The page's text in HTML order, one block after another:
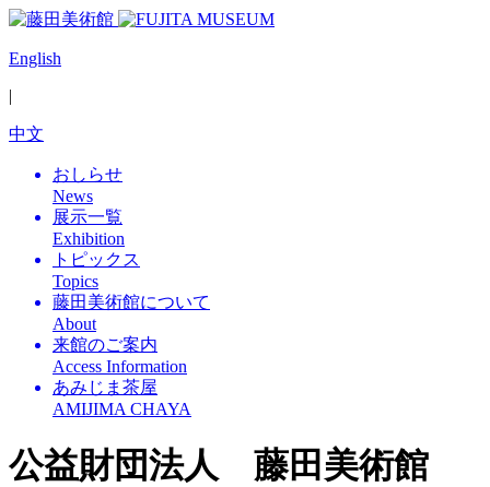
English
|
中文
おしらせ
News
展示一覧
Exhibition
トピックス
Topics
藤田美術館について
About
来館のご案内
Access Information
あみじま茶屋
AMIJIMA CHAYA
公益財団法人 藤田美術館